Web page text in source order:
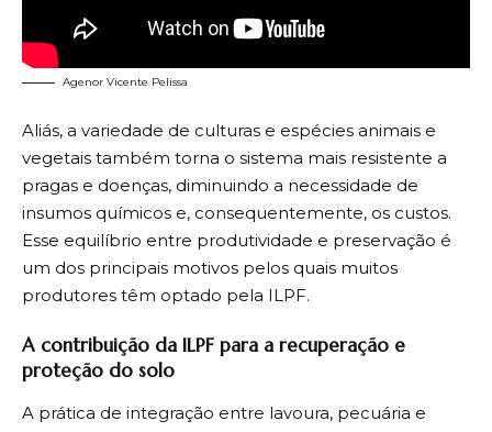
Agenor Vicente Pelissa
Aliás, a variedade de culturas e espécies animais e
vegetais também torna o sistema mais resistente a
pragas e doenças, diminuindo a necessidade de
insumos químicos e, consequentemente, os custos.
Esse equilíbrio entre produtividade e preservação é
um dos principais motivos pelos quais muitos
produtores têm optado pela ILPF.
A contribuição da ILPF para a recuperação e
proteção do solo
A prática de integração entre lavoura, pecuária e